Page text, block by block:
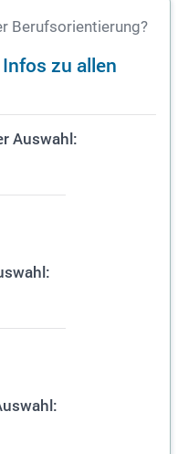
Berufsorientierung?
zu allen
Auswahl: